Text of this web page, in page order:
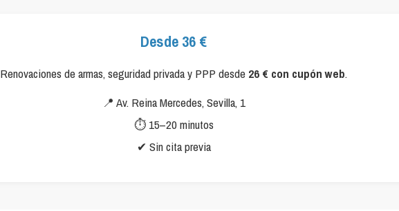
Desde 36 €
Renovaciones de armas, seguridad privada y PPP desde 26 € con cupón web.
📍 Av. Reina Mercedes, Sevilla, 1
⏱ 15–20 minutos
✔ Sin cita previa